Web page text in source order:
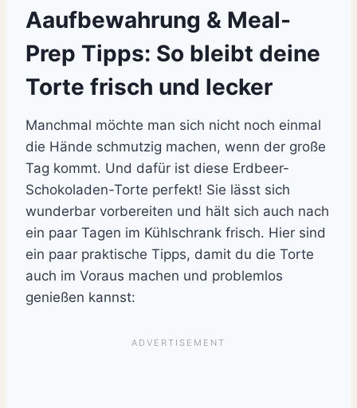
Aaufbewahrung & Meal-
Prep Tipps: So bleibt deine
Torte frisch und lecker
Manchmal möchte man sich nicht noch einmal
die Hände schmutzig machen, wenn der große
Tag kommt. Und dafür ist diese Erdbeer-
Schokoladen-Torte perfekt! Sie lässt sich
wunderbar vorbereiten und hält sich auch nach
ein paar Tagen im Kühlschrank frisch. Hier sind
ein paar praktische Tipps, damit du die Torte
auch im Voraus machen und problemlos
genießen kannst: